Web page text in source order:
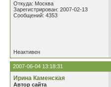
Откуда: Москва
Зарегистрирован: 2007-02-13
Сообщений: 4353
Неактивен
2007-06-04 13:18:31
Ирина Каменская
Автор сайта